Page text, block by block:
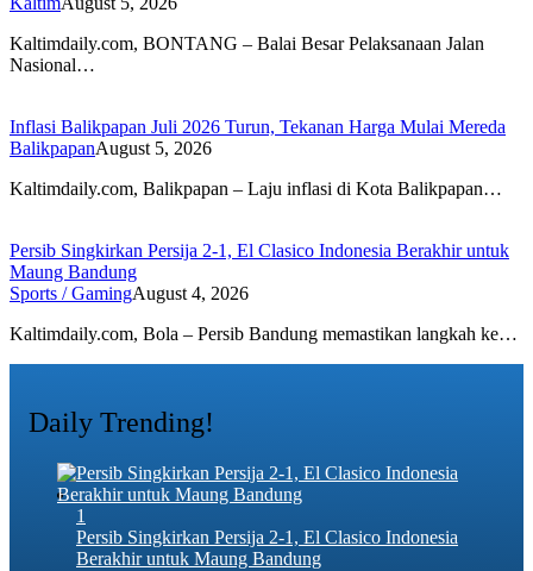
Kaltimdaily.com, BONTANG – Balai Besar Pelaksanaan Jalan
Nasional…
Inflasi Balikpapan Juli 2026 Turun, Tekanan Harga Mulai Mereda
BalikpapanAugust 5, 2026
Kaltimdaily.com, Balikpapan – Laju inflasi di Kota Balikpapan…
Persib Singkirkan Persija 2-1, El Clasico Indonesia Berakhir untuk
Maung Bandung
Sports / GamingAugust 4, 2026
Kaltimdaily.com, Bola – Persib Bandung memastikan langkah ke…
Daily Trending!
1
Persib Singkirkan Persija 2-1, El Clasico Indonesia
Berakhir untuk Maung Bandung